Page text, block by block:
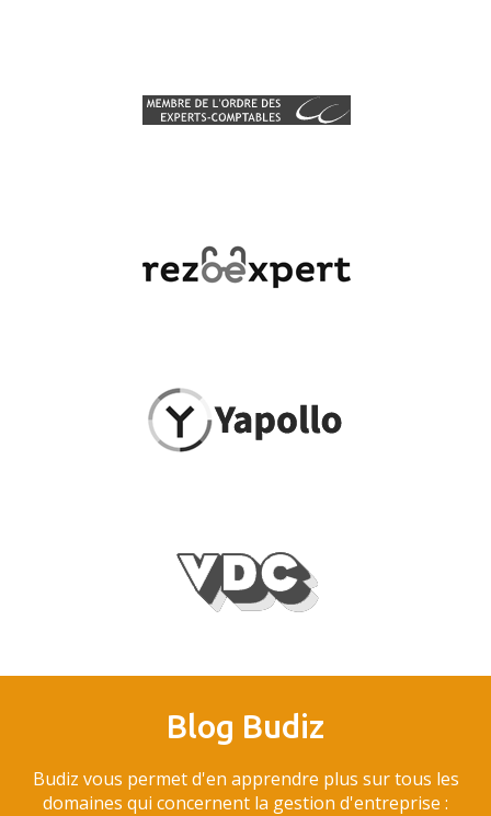
Blog Budiz
Budiz vous permet d'en apprendre plus sur tous les
domaines qui concernent la gestion d'entreprise :